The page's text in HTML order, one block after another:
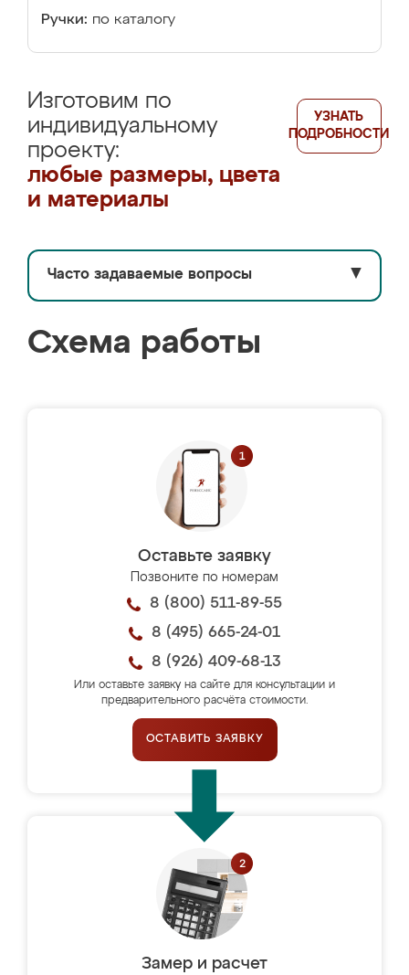
Ручки: по каталогу
Изготовим по
индивидуальному
проекту:
любые размеры, цвета
и материалы
УЗНАТЬ
ПОДРОБНОСТИ
Часто задаваемые вопросы ▼
Схема работы
Оставьте заявку
Позвоните по номерам
8 (800) 511-89-55
8 (495) 665-24-01
8 (926) 409-68-13
Или оставьте заявку на сайте для консультации и
предварительного расчёта стоимости.
ОСТАВИТЬ ЗАЯВКУ
Замер и расчет